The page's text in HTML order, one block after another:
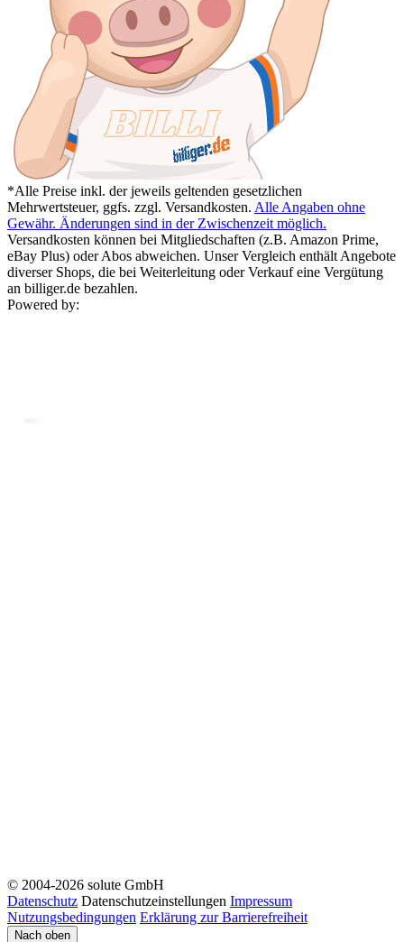
*Alle Preise inkl. der jeweils geltenden gesetzlichen
Mehrwertsteuer, ggfs. zzgl. Versandkosten. Alle Angaben ohne
Gewähr. Änderungen sind in der Zwischenzeit möglich.
Versandkosten können bei Mitgliedschaften (z.B. Amazon Prime,
eBay Plus) oder Abos abweichen. Unser Vergleich enthält Angebote
diverser Shops, die bei Weiterleitung oder Verkauf eine Vergütung
an billiger.de bezahlen.
Powered by:
© 2004-2026 solute GmbH
Datenschutz Datenschutzeinstellungen Impressum
Nutzungsbedingungen Erklärung zur Barrierefreiheit
Nach oben